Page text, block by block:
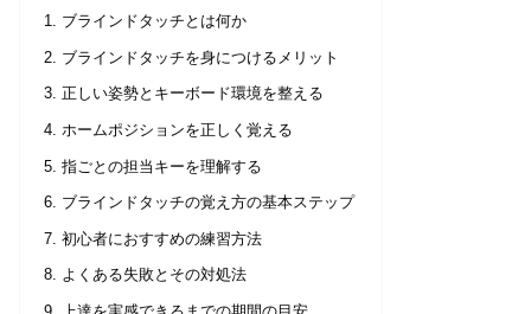
ブラインドタッチとは何か
ブラインドタッチを身につけるメリット
正しい姿勢とキーボード環境を整える
ホームポジションを正しく覚える
指ごとの担当キーを理解する
ブラインドタッチの覚え方の基本ステップ
初心者におすすめの練習方法
よくある失敗とその対処法